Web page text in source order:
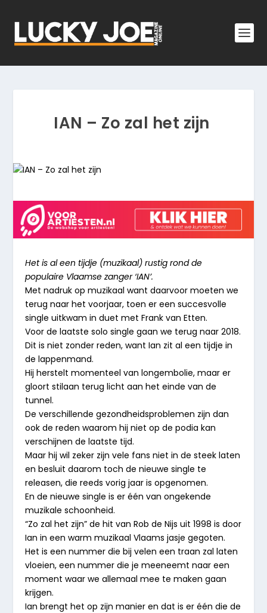
IAN – Zo zal het zijn
Het is al een tijdje (muzikaal) rustig rond de
populaire Vlaamse zanger ‘IAN’.
Met nadruk op muzikaal want daarvoor moeten we
terug naar het voorjaar, toen er een succesvolle
single uitkwam in duet met Frank van Etten.
Voor de laatste solo single gaan we terug naar 2018.
Dit is niet zonder reden, want Ian zit al een tijdje in
de lappenmand.
Hij herstelt momenteel van longembolie, maar er
gloort stilaan terug licht aan het einde van de
tunnel.
De verschillende gezondheidsproblemen zijn dan
ook de reden waarom hij niet op de podia kan
verschijnen de laatste tijd.
Maar hij wil zeker zijn vele fans niet in de steek laten
en besluit daarom toch de nieuwe single te
releasen, die reeds vorig jaar is opgenomen.
En de nieuwe single is er één van ongekende
muzikale schoonheid.
“Zo zal het zijn” de hit van Rob de Nijs uit 1998 is door
Ian in een warm muzikaal Vlaams jasje gegoten.
Het is een nummer die bij velen een traan zal laten
vloeien, een nummer die je meeneemt naar een
moment waar we allemaal mee te maken gaan
krijgen.
Ian brengt het op zijn manier en dat is er één die de